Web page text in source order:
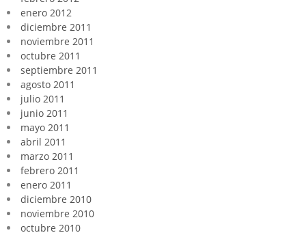
enero 2012
diciembre 2011
noviembre 2011
octubre 2011
septiembre 2011
agosto 2011
julio 2011
junio 2011
mayo 2011
abril 2011
marzo 2011
febrero 2011
enero 2011
diciembre 2010
noviembre 2010
octubre 2010